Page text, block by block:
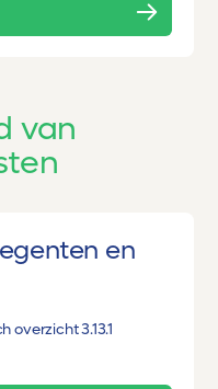
van
en
overzicht 3.13.1